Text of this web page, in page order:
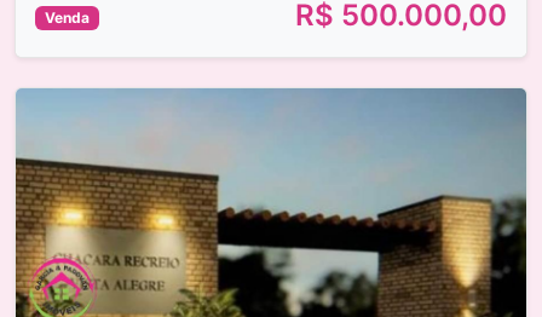
Venda R$ 500.000,00